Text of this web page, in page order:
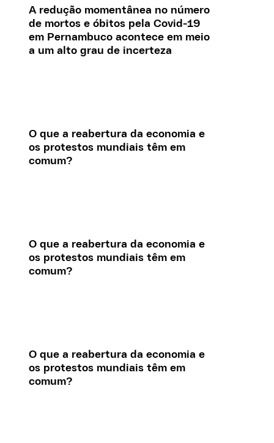
A redução momentânea no número
de mortos e óbitos pela Covid-19
em Pernambuco acontece em meio
a um alto grau de incerteza
O que a reabertura da economia e
os protestos mundiais têm em
comum?
O que a reabertura da economia e
os protestos mundiais têm em
comum?
O que a reabertura da economia e
os protestos mundiais têm em
comum?